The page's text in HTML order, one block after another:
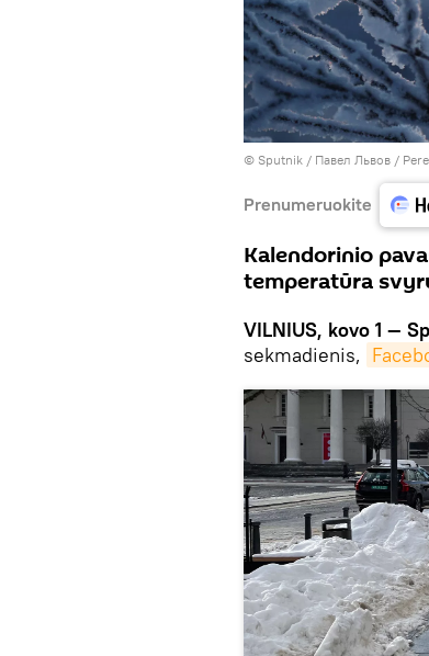
© Sputnik / Павел Львов /
Prenumeruokite
Kalendorinio
temperatūra
VILNIUS, kovo 1 —
sekmadienis,